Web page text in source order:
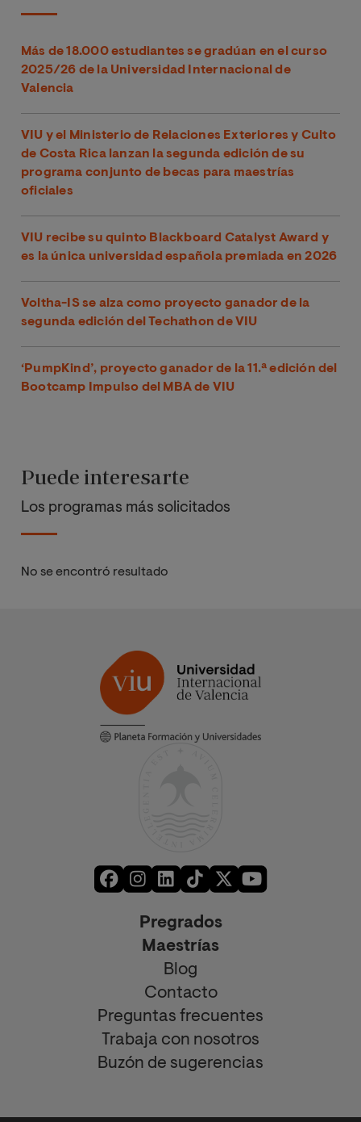
Más de 18.000 estudiantes se gradúan en el curso
2025/26 de la Universidad Internacional de
Valencia
VIU y el Ministerio de Relaciones Exteriores y Culto
de Costa Rica lanzan la segunda edición de su
programa conjunto de becas para maestrías
oficiales
VIU recibe su quinto Blackboard Catalyst Award y
es la única universidad española premiada en 2026
Voltha-IS se alza como proyecto ganador de la
segunda edición del Techathon de VIU
‘PumpKind’, proyecto ganador de la 11.ª edición del
Bootcamp Impulso del MBA de VIU
Puede interesarte
Los programas más solicitados
No se encontró resultado
Pregrados
Maestrías
Blog
Contacto
Preguntas frecuentes
Trabaja con nosotros
Buzón de sugerencias